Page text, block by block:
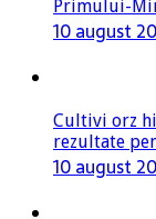
Primului-
10 august
Cultivi orz
rezultate
10 august